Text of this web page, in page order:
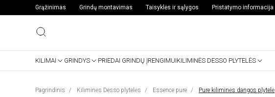
Grąžinimas Grindų montavimas Taisyklės ir sąlygos Pristatymo informacija
KILIMAI GRINDYS PRIEDAI GRINDŲ ĮRENGIMUIKILIMINĖS DESSO PLYTELĖS
Pagrindinis Kiliminės Desso plytelės Essence pure Pure kiliminės dangos plytelė